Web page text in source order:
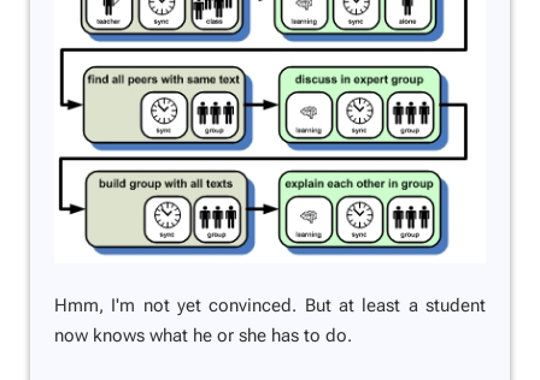
Hmm, I'm not yet convinced. But at least a student
now knows what he or she has to do.